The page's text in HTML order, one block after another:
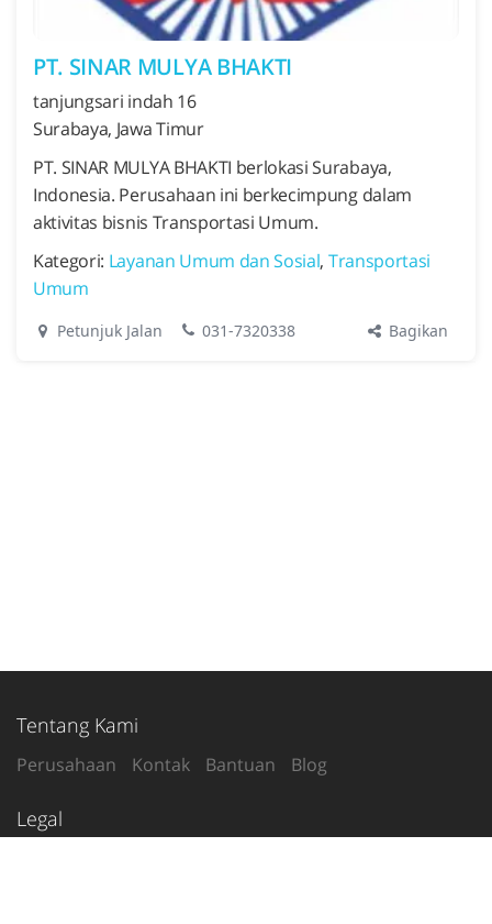
PT. SINAR MULYA BHAKTI
tanjungsari indah 16
Surabaya, Jawa Timur
PT. SINAR MULYA BHAKTI berlokasi Surabaya,
Indonesia. Perusahaan ini berkecimpung dalam
aktivitas bisnis Transportasi Umum.
Kategori: Layanan Umum dan Sosial, Transportasi
Umum
Petunjuk Jalan 031-7320338 Bagikan
Tentang Kami
Perusahaan Kontak Bantuan Blog
Legal